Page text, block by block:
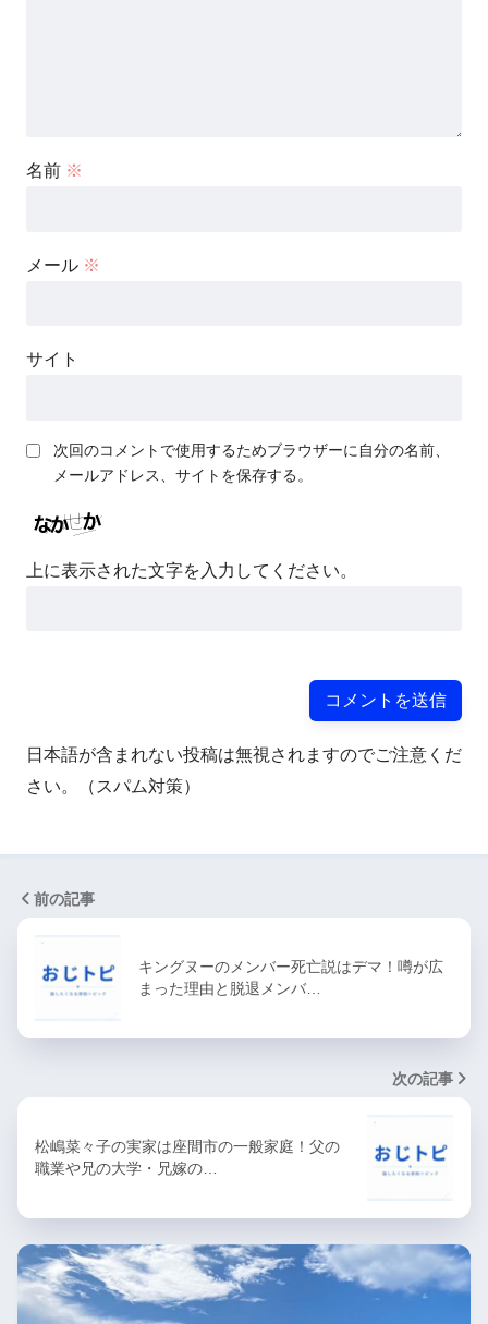
名前 ※
メール ※
サイト
次回のコメントで使用するためブラウザーに自分の名前、
メールアドレス、サイトを保存する。
上に表示された文字を入力してください。
日本語が含まれない投稿は無視されますのでご注意くだ
さい。（スパム対策）
前の記事
キングヌーのメンバー死亡説はデマ！噂が広
まった理由と脱退メンバ…
次の記事
松嶋菜々子の実家は座間市の一般家庭！父の
職業や兄の大学・兄嫁の…